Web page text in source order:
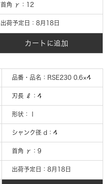
首角 γ ： 12
出荷予定日： 8月18日
カートに追加
品番・品名： RSE230 0.6×4
刃長 ℓ ： 4
形状 ： Ⅰ
シャンク径 d ： 4
首角 γ ： 9
出荷予定日： 8月18日